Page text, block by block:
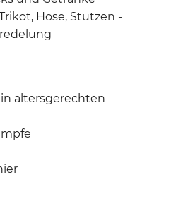
Hose, Stutzen -
in altersgerechten